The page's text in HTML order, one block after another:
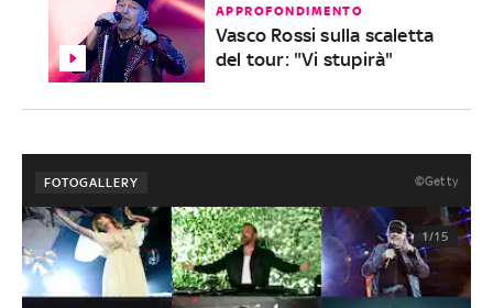
APPROFONDIMENTO
Vasco Rossi sulla scaletta
del tour: "Vi stupirà"
FOTOGALLERY ©Getty
1/15